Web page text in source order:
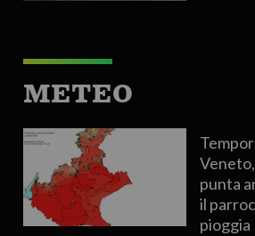
METEO
Veneto,
punta
il
pioggia